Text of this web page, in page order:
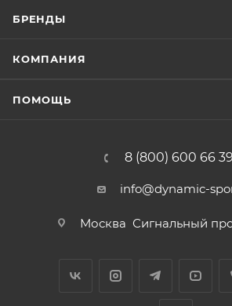
БРЕНДЫ
КОМПАНИЯ
ПОМОЩЬ
8 (800) 600 66 39
info@dynamic-
Москва Сигнальный